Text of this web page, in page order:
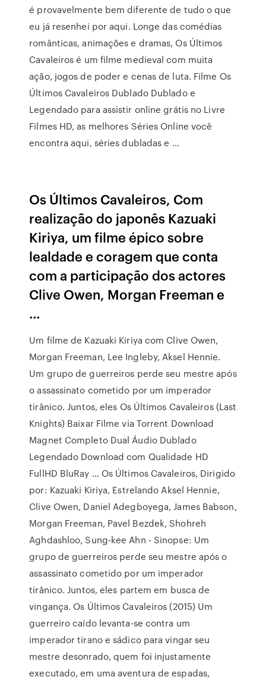
é provavelmente bem diferente de tudo o que
eu já resenhei por aqui. Longe das comédias
românticas, animações e dramas, Os Últimos
Cavaleiros é um filme medieval com muita
ação, jogos de poder e cenas de luta. Filme Os
Últimos Cavaleiros Dublado Dublado e
Legendado para assistir online grátis no Livre
Filmes HD, as melhores Séries Online você
encontra aqui, séries dubladas e …
Os Últimos Cavaleiros, Com
realização do japonês Kazuaki
Kiriya, um filme épico sobre
lealdade e coragem que conta
com a participação dos actores
Clive Owen, Morgan Freeman e
…
Um filme de Kazuaki Kiriya com Clive Owen,
Morgan Freeman, Lee Ingleby, Aksel Hennie.
Um grupo de guerreiros perde seu mestre após
o assassinato cometido por um imperador
tirânico. Juntos, eles Os Últimos Cavaleiros (Last
Knights) Baixar Filme via Torrent Download
Magnet Completo Dual Áudio Dublado
Legendado Download com Qualidade HD
FullHD BluRay … Os Últimos Cavaleiros, Dirigido
por: Kazuaki Kiriya, Estrelando Aksel Hennie,
Clive Owen, Daniel Adegboyega, James Babson,
Morgan Freeman, Pavel Bezdek, Shohreh
Aghdashloo, Sung-kee Ahn - Sinopse: Um
grupo de guerreiros perde seu mestre após o
assassinato cometido por um imperador
tirânico. Juntos, eles partem em busca de
vingança. Os Últimos Cavaleiros (2015) Um
guerreiro caído levanta-se contra um
imperador tirano e sádico para vingar seu
mestre desonrado, quem foi injustamente
executado, em uma aventura de espadas,